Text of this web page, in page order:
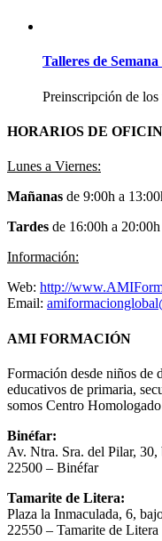
Talleres de Semana
Preinscripción de los
HORARIOS DE
Lunes a Viernes:
Mañanas de 9:00h a
Tardes de 16:00h a 20:00h
Información:
Web: http://
Email:
AMI FORMACIÓN
Formación desde niños de
educativos de primaria,
somos Centro
Binéfar:
Av. Ntra. Sra. del Pilar, 30,
22500 – Binéfar
Tamarite de Litera:
Plaza la Inmaculada, 6,
22550 – Tamarite de Litera